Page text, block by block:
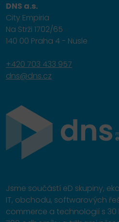
DNS a.s.
City Empiria
Na Strži 1702/65
140 00 Praha 4 - Nusle
+420 703 433 957
dns@dns.cz
Jsme součástí eD skupiny,
IT, obchodu, softwarových
commerce a technologií s 30